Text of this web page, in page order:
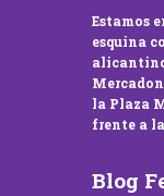
Estamos
esquina
la Plaza
frente a
Blog